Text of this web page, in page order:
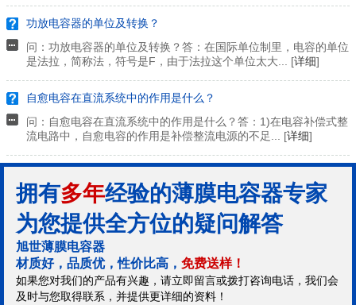
功放电容器的单位及转换？
问：功放电容器的单位及转换？答：在国际单位制里，电容的单位
是法拉，简称法，符号是F，由于法拉这个单位太大... [详细]
自愈电容在直流系统中的作用是什么？
问：自愈电容在直流系统中的作用是什么？答：1)在电容补偿式整
流电路中，自愈电容的作用是补偿整流电源的不足... [详细]
拥有多年经验的薄膜电容器专家
为您提供全方位的疑问解答
旭世薄膜电容器
材质好，品质优，性价比高， 免费送样！
如果您对我们的产品有兴趣，请立即留言或拨打咨询电话，我们会
及时与您取得联系，并提供更详细的资料！